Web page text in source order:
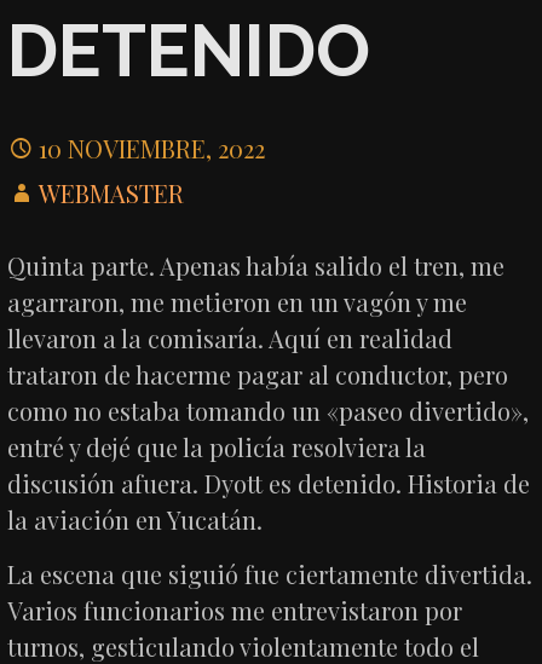
DETENIDO
10 NOVIEMBRE, 2022
WEBMASTER
Quinta parte. Apenas había salido el tren, me
agarraron, me metieron en un vagón y me
llevaron a la comisaría. Aquí en realidad
trataron de hacerme pagar al conductor, pero
como no estaba tomando un «paseo divertido»,
entré y dejé que la policía resolviera la
discusión afuera. Dyott es detenido. Historia de
la aviación en Yucatán.
La escena que siguió fue ciertamente divertida.
Varios funcionarios me entrevistaron por
turnos, gesticulando violentamente todo el